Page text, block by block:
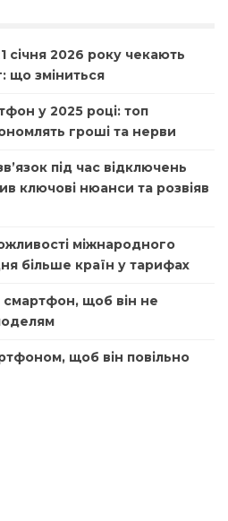
січня 2026 року чекають
що зміниться
у 2025 році: топ
гроші та нерви
під час відключень
ключові нюанси та розвіяв
міжнародного
більше країн у тарифах
щоб він не
щоб він повільно